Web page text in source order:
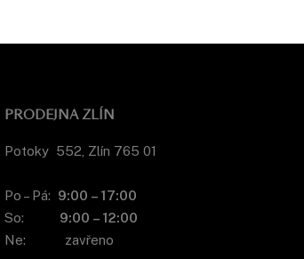
PRODEJNA ZLÍN
Potoky 552, Zlín 765 01
Po – Pá: 9:00 – 17:00
So: 9:00 – 12:00
Ne: zavřeno